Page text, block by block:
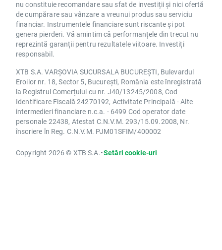
nu constituie recomandare sau sfat de investiții și nici ofertă
de cumpărare sau vânzare a vreunui produs sau serviciu
financiar. Instrumentele financiare sunt riscante și pot
genera pierderi. Vă amintim că performanțele din trecut nu
reprezintă garanții pentru rezultatele viitoare. Investiți
responsabil.
XTB S.A. VARȘOVIA SUCURSALA BUCUREȘTI, Bulevardul
Eroilor nr. 18, Sector 5, București, România este înregistrată
la Registrul Comerțului cu nr. J40/13245/2008, Cod
Identificare Fiscală 24270192, Activitate Principală - Alte
intermedieri financiare n.c.a. - 6499 Cod operator date
personale 22438, Atestat C.N.V.M. 293/15.09.2008, Nr.
înscriere în Reg. C.N.V.M. PJM01SFIM/400002
Copyright 2026 © XTB S.A.•Setări cookie-uri